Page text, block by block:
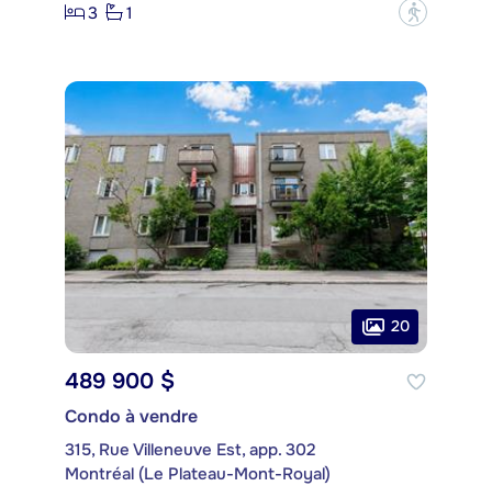
3
1 ?
20
489 900 $
Condo à vendre
315, Rue Villeneuve Est, app. 302
Montréal (Le Plateau-Mont-Royal)